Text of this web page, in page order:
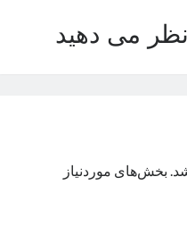
نظر می دهید
بخش‌های موردنیاز